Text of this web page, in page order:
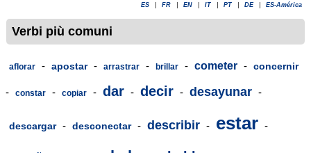
ES FR EN IT PT DE ES-América
Verbi più comuni
aflorar - apostar - arrastrar - brillar - cometer - concernir
- constar - copiar - dar - decir - desayunar -
descargar - desconectar - describir - estar -